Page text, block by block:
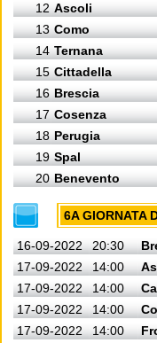
12 Ascoli
13 Como
14 Ternana
15 Cittadella
16 Brescia
17 Cosenza
18 Perugia
19 Spal
20 Benevento
6A GIORNATA
16-09-2022 20:30
17-09-2022
14:00
17-09-2022
14:00
17-09-2022
14:00
17-09-2022
14:00